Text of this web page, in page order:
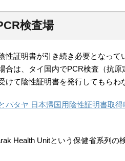
検査場
性証明書が引き続き必要となって
合は、タイ国内でPCR検査（抗
けて陰性証明書を発行してもらわ
パタヤ 日本帰国用陰性証明書取
Health Unitという保健省系列の